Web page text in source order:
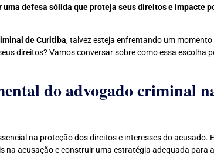
defesa sólida que proteja seus direitos e impacte
de Curitiba, talvez esteja enfrentando um
direitos? Vamos conversar sobre como essa escolha
do advogado criminal
na proteção dos direitos e interesses do acusado.
na acusação e construir uma estratégia adequada para